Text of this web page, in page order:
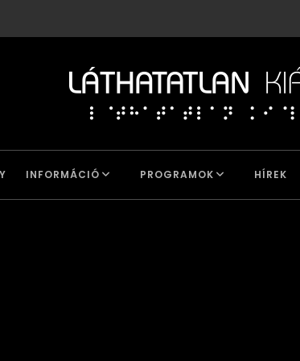
INFORMÁCIÓ PROGRAMOK HÍREK